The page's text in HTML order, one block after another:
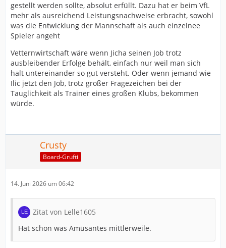
gestellt werden sollte, absolut erfüllt. Dazu hat er beim VfL
mehr als ausreichend Leistungsnachweise erbracht, sowohl
was die Entwicklung der Mannschaft als auch einzelnee
Spieler angeht
Vetternwirtschaft wäre wenn Jicha seinen Job trotz
ausbleibender Erfolge behält, einfach nur weil man sich
halt untereinander so gut versteht. Oder wenn jemand wie
Ilic jetzt den Job, trotz großer Fragezeichen bei der
Tauglichkeit als Trainer eines großen Klubs, bekommen
würde.
Crusty
Board-Grufti
14. Juni 2026 um 06:42
Zitat von Lelle1605
Hat schon was Amüsantes mittlerweile.